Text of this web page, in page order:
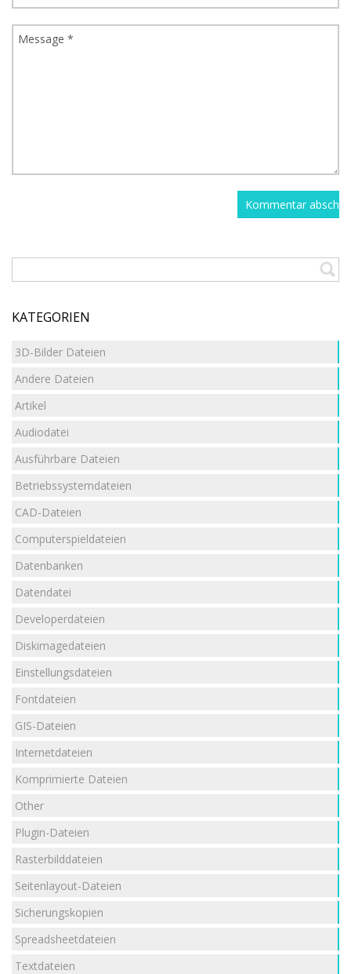
KATEGORIEN
3D-Bilder Dateien
Andere Dateien
Artikel
Audiodatei
Ausführbare Dateien
Betriebssystemdateien
CAD-Dateien
Computerspieldateien
Datenbanken
Datendatei
Developerdateien
Diskimagedateien
Einstellungsdateien
Fontdateien
GIS-Dateien
Internetdateien
Komprimierte Dateien
Other
Plugin-Dateien
Rasterbilddateien
Seitenlayout-Dateien
Sicherungskopien
Spreadsheetdateien
Textdateien